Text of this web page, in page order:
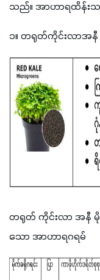
သည်။ အာဟာရထိန်း
၁။ တရုတ်ကိုင်းလာအနီ
တရုတ် ကိုင်းလာ အနီ မို
သော အာဟာရဂရမ်